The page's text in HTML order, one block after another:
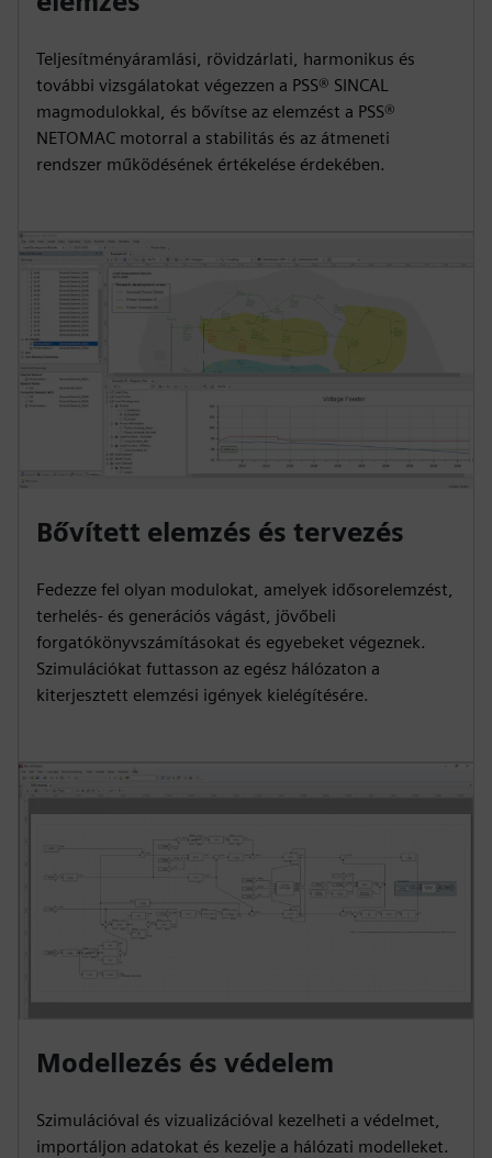
Teljesítményáramlási, rövidzárlati, harmonikus és
további vizsgálatokat végezzen a PSS® SINCAL
magmodulokkal, és bővítse az elemzést a PSS®
NETOMAC motorral a stabilitás és az átmeneti
rendszer működésének értékelése érdekében.
Bővített elemzés és tervezés
Fedezze fel olyan modulokat, amelyek idősorelemzést,
terhelés- és generációs vágást, jövőbeli
forgatókönyvszámításokat és egyebeket végeznek.
Szimulációkat futtasson az egész hálózaton a
kiterjesztett elemzési igények kielégítésére.
Modellezés és védelem
Szimulációval és vizualizációval kezelheti a védelmet,
importáljon adatokat és kezelje a hálózati modelleket.